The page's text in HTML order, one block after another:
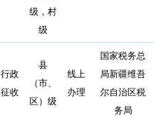
级，村
级
行政
征收
县
（市、
区）级
线上
办理
国家税务总
局新疆维吾
尔自治区税
务局